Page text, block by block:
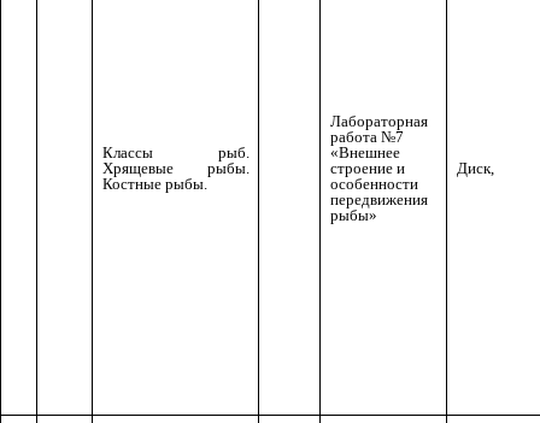
Классы рыб.
Хрящевые рыбы.
Костные рыбы.
Лабораторная
работа №7
«Внешнее
строение и
особенности
передвижения
рыбы»
Диск,